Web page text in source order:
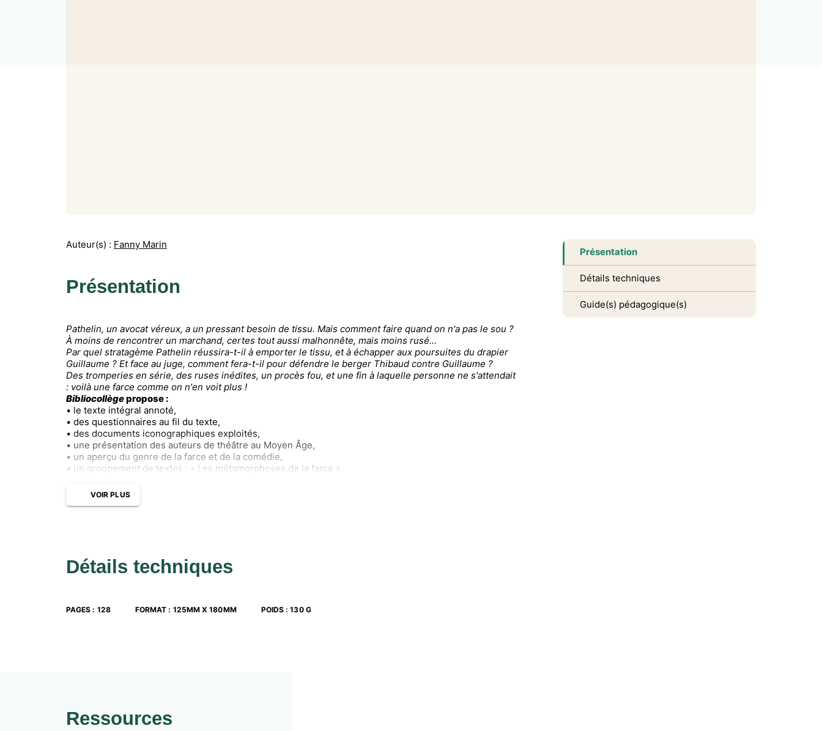
Auteur(s) : Fanny Marin
Présentation
Pathelin, un avocat véreux, a un pressant besoin de tissu. Mais comment faire quand on n'a pas le sou ?
À moins de rencontrer un marchand, certes tout aussi malhonnête, mais moins rusé…
Par quel stratagème Pathelin réussira-t-il à emporter le tissu, et à échapper aux poursuites du drapier
Guillaume ? Et face au juge, comment fera-t-il pour défendre le berger Thibaud contre Guillaume ?
Des tromperies en série, des ruses inédites, un procès fou, et une fin à laquelle personne ne s'attendait
: voilà une farce comme on n'en voit plus !
Bibliocollègepropose :
• le texte intégral annoté,
• des questionnaires au fil du texte,
• des documents iconographiques exploités,
• une présentation des auteurs de théâtre au Moyen Âge,
• un aperçu du genre de la farce et de la comédie,
• un groupement de textes : « Les métamorphoses de la farce ».
VOIR PLUS
Détails techniques
PAGES : 128 FORMAT : 125MM X 180MM POIDS :130 G
Ressources
Présentation
Détails techniques
Guide(s) pédagogique(s)